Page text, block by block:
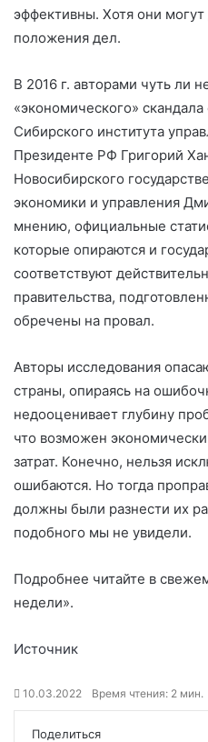
эффективны. Хотя они
положения дел.
В 2016 г. авторами чуть ли
«экономического»
Сибирского института
Президенте РФ Григорий
Новосибирского
экономики и управления
мнению, официальные
которые опираются и
соответствуют
правительства,
обречены на провал.
Авторы исследования
страны, опираясь на
недооценивает глубину
что возможен
затрат. Конечно, нельзя
ошибаются. Но тогда
должны были разнести их
подобного мы не увидели.
Подробнее читайте в
недели».
Источник
10.03.2022 Время чтения: 2 мин.
Поделиться